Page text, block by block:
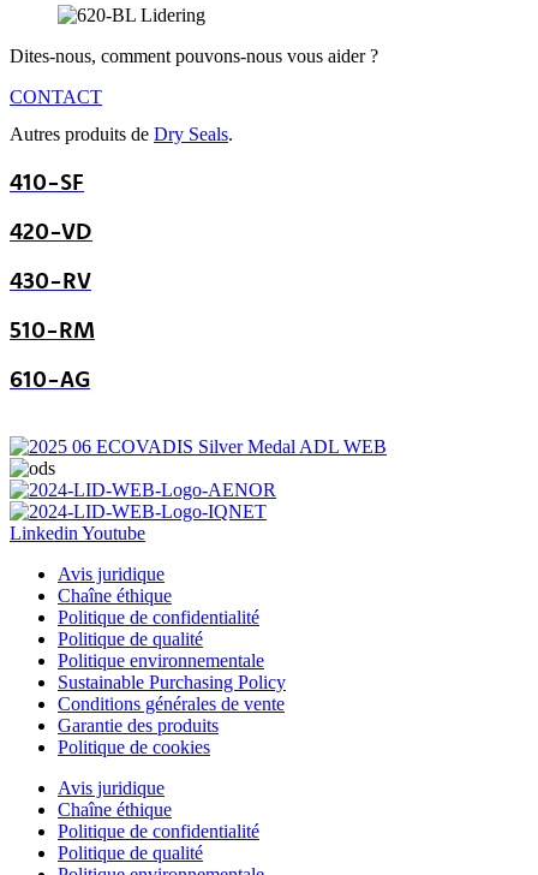
Dites-nous, comment pouvons-nous vous aider ?
CONTACT
Autres produits de Dry Seals.
410-SF
420-VD
430-RV
510-RM
610-AG
Linkedin Youtube
Avis juridique
Chaîne éthique
Politique de confidentialité
Politique de qualité
Politique environnementale
Sustainable Purchasing Policy
Conditions générales de vente
Garantie des produits
Politique de cookies
Avis juridique
Chaîne éthique
Politique de confidentialité
Politique de qualité